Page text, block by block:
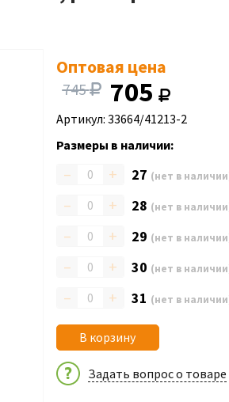
Оптовая цена
745 705
Артикул: 33664/41213-2
Размеры в наличии:
– + 27 (нет в
– + 28 (нет в
– + 29 (нет в
– + 30 (нет в
– + 31 (нет в
В корзину
Задать вопрос о товаре